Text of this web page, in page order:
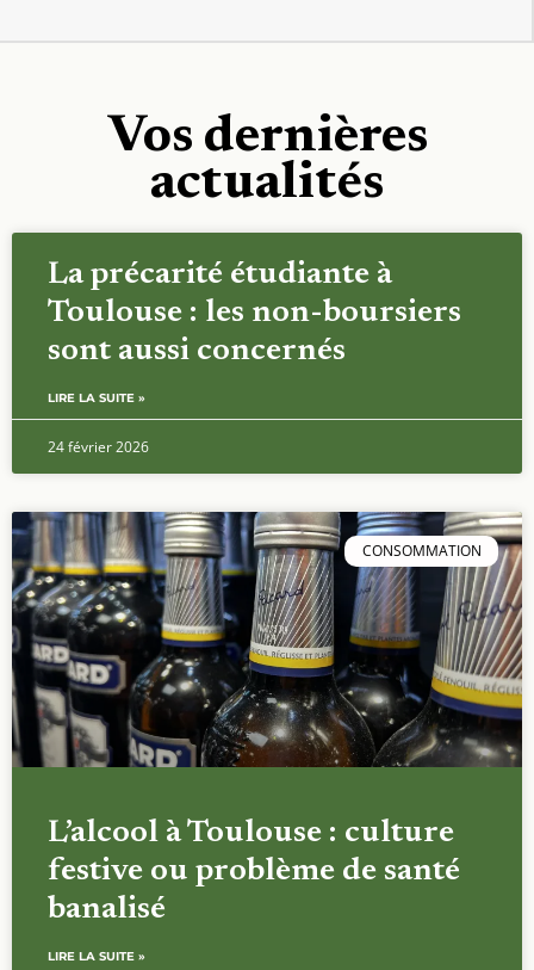
Vos dernières
actualités
La précarité étudiante à
Toulouse : les non-boursiers
sont aussi concernés
LIRE LA SUITE »
24 février 2026
CONSOMMATION
L’alcool à Toulouse : culture
festive ou problème de santé
banalisé
LIRE LA SUITE »